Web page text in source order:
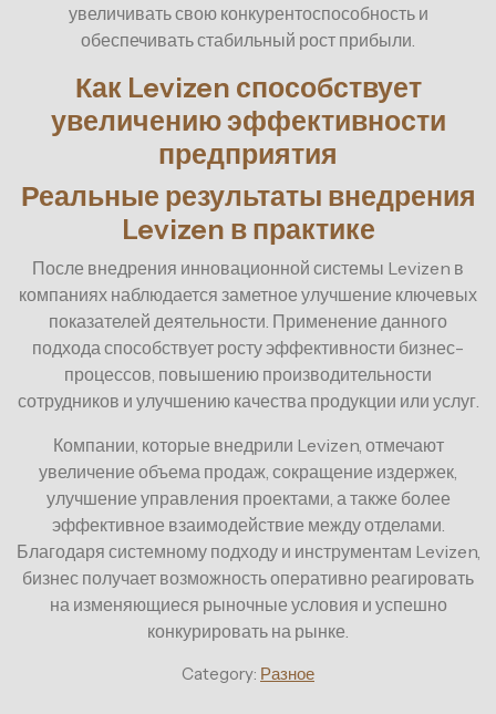
увеличивать свою конкурентоспособность и
обеспечивать стабильный рост прибыли.
Как Levizen способствует
увеличению эффективности
предприятия
Реальные результаты внедрения
Levizen в практике
После внедрения инновационной системы Levizen в
компаниях наблюдается заметное улучшение ключевых
показателей деятельности. Применение данного
подхода способствует росту эффективности бизнес-
процессов, повышению производительности
сотрудников и улучшению качества продукции или услуг.
Компании, которые внедрили Levizen, отмечают
увеличение объема продаж, сокращение издержек,
улучшение управления проектами, а также более
эффективное взаимодействие между отделами.
Благодаря системному подходу и инструментам Levizen,
бизнес получает возможность оперативно реагировать
на изменяющиеся рыночные условия и успешно
конкурировать на рынке.
Category: Разное